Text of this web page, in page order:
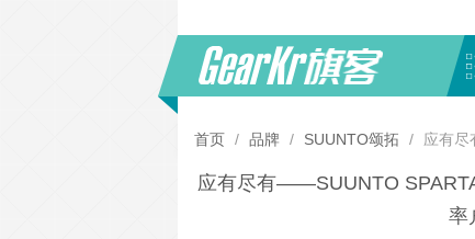
首页 / 品牌 / SUUNTO颂拓 / 应有尽
应有尽有——SUUNTO
率